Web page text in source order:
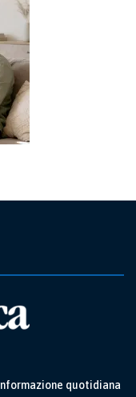
quotidiana